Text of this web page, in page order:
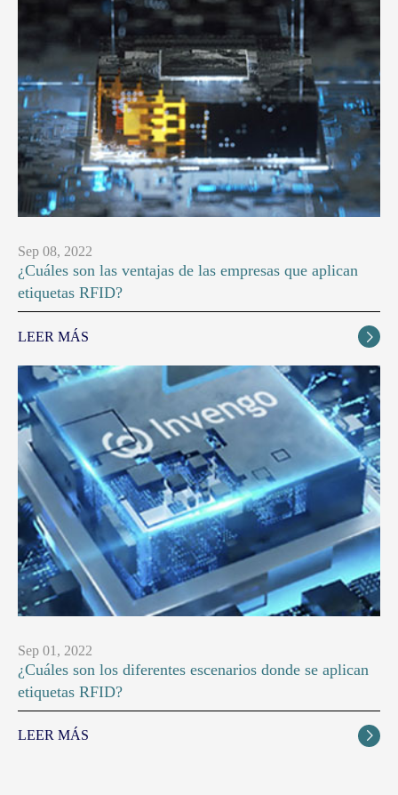
Sep 08, 2022
¿Cuáles son las ventajas de las empresas que aplican
etiquetas RFID?
LEER MÁS 
Sep 01, 2022
¿Cuáles son los diferentes escenarios donde se aplican
etiquetas RFID?
LEER MÁS 